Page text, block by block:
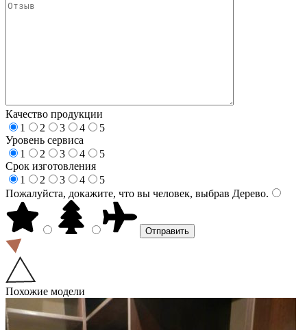
Качество продукции
1
2 3 4
5
Уровень сервиса
1
2 3 4
5
Срок изготовления
1
2 3 4
5
Пожалуйста, докажите, что вы человек, выбрав Дерево.
Похожие модели